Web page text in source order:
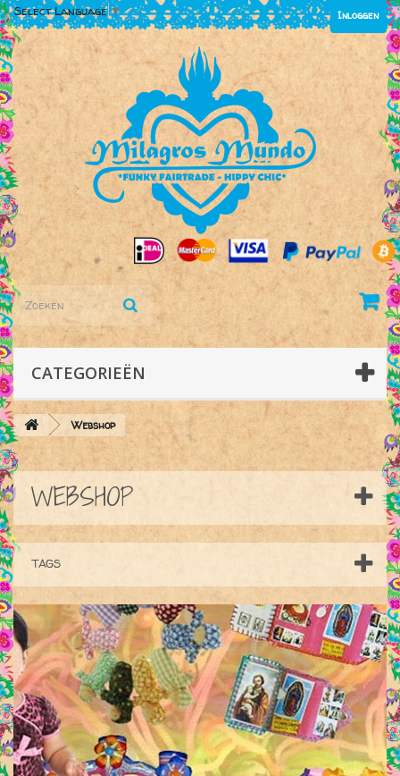
Inloggen
Select Language ▼
CATEGORIEËN
Webshop
WEBSHOP
TAGS